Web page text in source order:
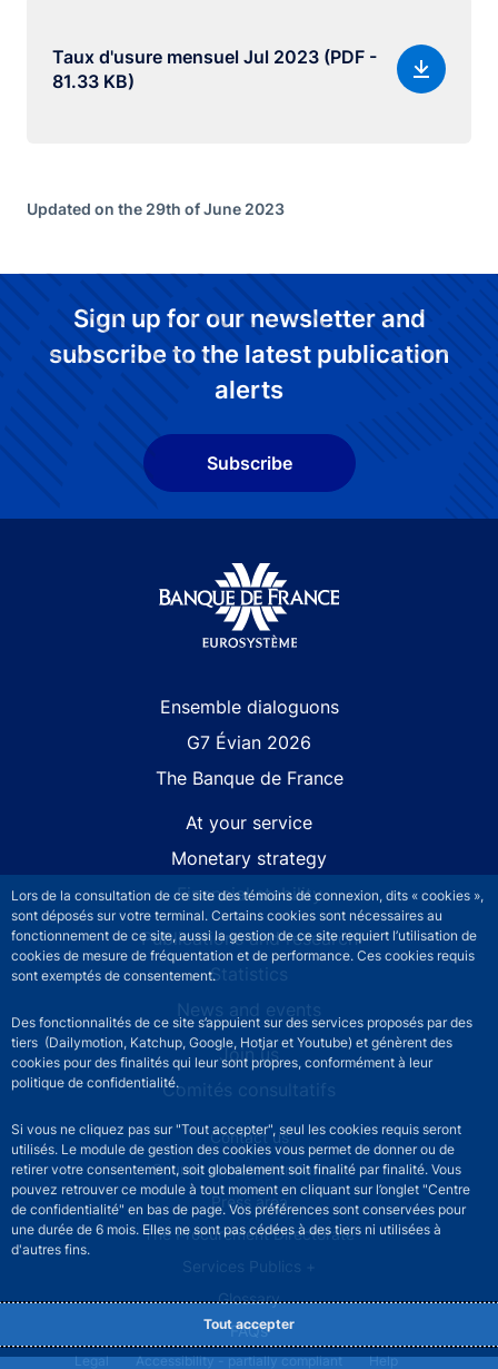
Lors de la consultation de ce site des témoins de connexion, dits « cookies »,
sont déposés sur votre terminal. Certains cookies sont nécessaires au
fonctionnement de ce site, aussi la gestion de ce site requiert l’utilisation de
cookies de mesure de fréquentation et de performance. Ces cookies requis
sont exemptés de consentement.
Des fonctionnalités de ce site s’appuient sur des services proposés par des
tiers (Dailymotion, Katchup, Google, Hotjar et Youtube) et génèrent des
cookies pour des finalités qui leur sont propres, conformément à leur
politique de confidentialité.
Si vous ne cliquez pas sur "Tout accepter", seul les cookies requis seront
utilisés. Le module de gestion des cookies vous permet de donner ou de
retirer votre consentement, soit globalement soit finalité par finalité. Vous
pouvez retrouver ce module à tout moment en cliquant sur l’onglet "Centre
de confidentialité" en bas de page. Vos préférences sont conservées pour
une durée de 6 mois. Elles ne sont pas cédées à des tiers ni utilisées à
d'autres fins.
Tout accepter
Taux d'usure mensuel Jul 2023 (PDF -
81.33 KB)
Updated on the 29th of June 2023
Sign up for our newsletter and
subscribe to the latest publication
alerts
Subscribe
Ensemble dialoguons
G7 Évian 2026
The Banque de France
At your service
Monetary strategy
Financial stability
Publications and research
Statistics
News and events
Join us
Comités consultatifs
Footer secondary menuContact us
Sourds et malentendants
Press area
The Procurement Directorate
Services Publics +
Glossary
FAQs
Footer legal notice menu
Legal Accessibility - partially compliant Help